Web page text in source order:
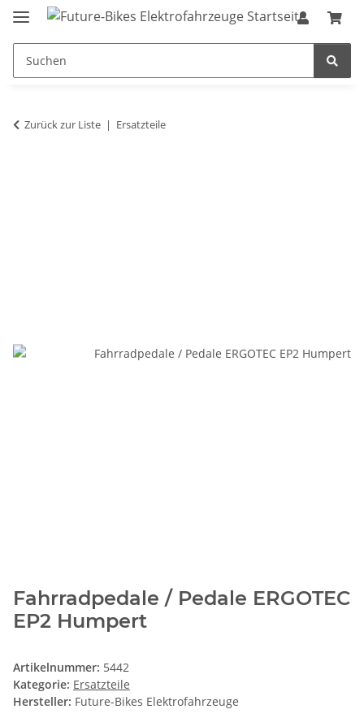
Zurück zur Liste Ersatzteile
Fahrradpedale / Pedale ERGOTEC
EP2 Humpert
Artikelnummer: 5442
Kategorie: Ersatzteile
Hersteller: Future-Bikes Elektrofahrzeuge